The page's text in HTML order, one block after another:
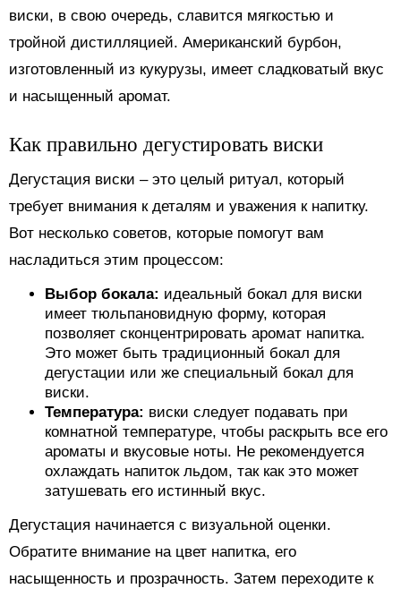
виски, в свою очередь, славится мягкостью и
тройной дистилляцией. Американский бурбон,
изготовленный из кукурузы, имеет сладковатый вкус
и насыщенный аромат.
Как правильно дегустировать виски
Дегустация виски – это целый ритуал, который
требует внимания к деталям и уважения к напитку.
Вот несколько советов, которые помогут вам
насладиться этим процессом:
Выбор бокала: идеальный бокал для виски
имеет тюльпановидную форму, которая
позволяет сконцентрировать аромат напитка.
Это может быть традиционный бокал для
дегустации или же специальный бокал для
виски.
Температура: виски следует подавать при
комнатной температуре, чтобы раскрыть все его
ароматы и вкусовые ноты. Не рекомендуется
охлаждать напиток льдом, так как это может
затушевать его истинный вкус.
Дегустация начинается с визуальной оценки.
Обратите внимание на цвет напитка, его
насыщенность и прозрачность. Затем переходите к